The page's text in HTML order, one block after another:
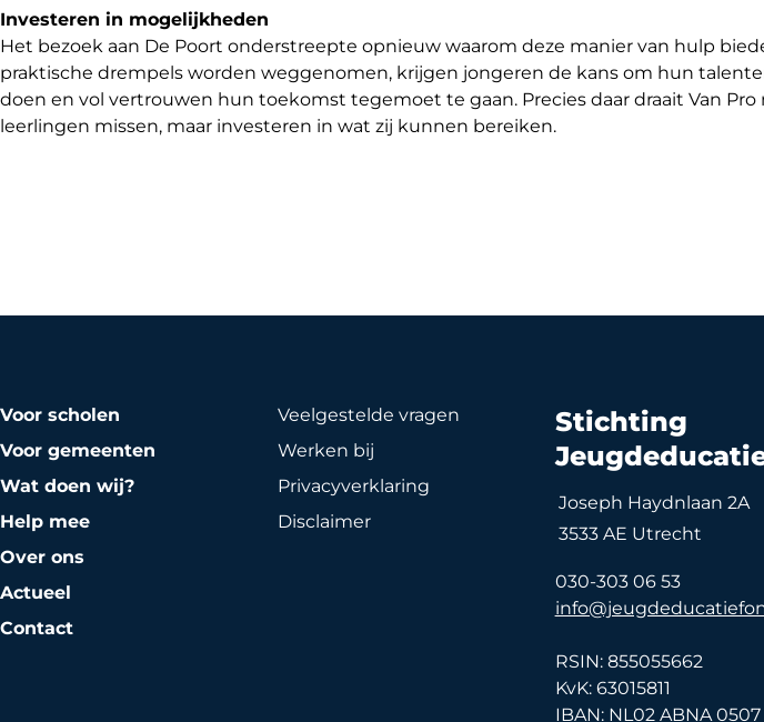
Investeren in mogelijkheden
Het bezoek aan De Poort onderstreepte opnieuw waarom deze manier van hulp
praktische drempels worden weggenomen, krijgen jongeren de kans om hun
doen en vol vertrouwen hun toekomst tegemoet te gaan. Precies daar draait Van Pro
leerlingen missen, maar investeren in wat zij kunnen bereiken.
Voor scholen
Voor gemeenten
Wat doen wij?
Help mee
Over ons
Actueel
Contact
Veelgestelde vragen
Werken bij
Privacy­verklaring
Disclaimer
Stichting
Joseph Haydnlaan 2A
3533 AE Utrecht
030-303 06 53
RSIN: 855055662
KvK: 63015811
IBAN: NL02 ABNA